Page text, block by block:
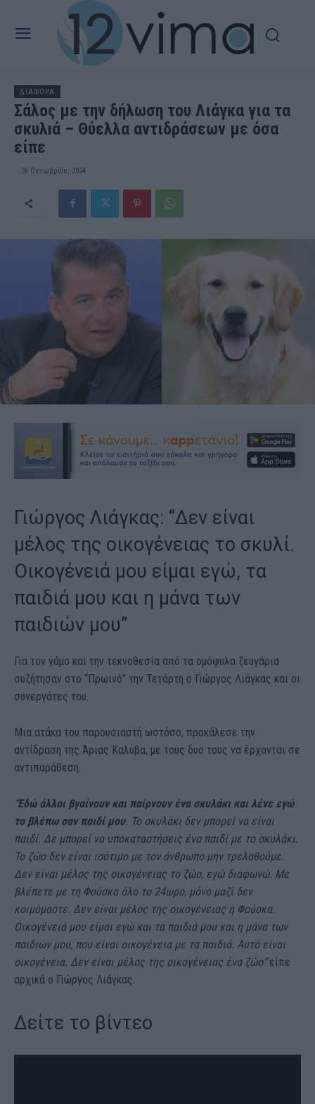
ΔΙΑΦΟΡΑ
Σάλος με την δήλωση του Λιάγκα για τα
σκυλıά – Θύελλα αντιδράσεων με όσα
είπε
26 Οκτωβρίου, 2024
Γιώργος Λιάγκας: “Δεν είναι
μέλος της οικογένειας το σκυλί.
Οικογένειά μου είμαι εγώ, τα
παιδιά μου και η μάνα των
παιδιών μου”
Για τον γάμο και την τεκνοθεσία από τα ομόφυλα ζευγάρια
συζήτησαν στο “Πρωινό” την Τετάρτη ο Γιώργος Λιάγκας και οι
συνεργάτες του.
Μια ατάκα του παρουσιαστή ωστόσο, προκάλεσε την
αντίδραση της Άριας Καλύβα, με τους δυο τους να έρχονται σε
αντιπαράθεση.
“Εδώ άλλοι βγαίνουν και παίρνουν ένα σκυλάκι και λένε εγώ
το βλέπω σαν παιδί μου. Το σκυλάκι δεν μπορεί να είναι
παιδί. Δε μπορεί να υποκαταστήσεις ένα παιδί με το σκυλάκι.
Το ζώο δεν είναι ισότιμο με τον άνθρωπο μην τρελαθούμε.
Δεν είναι μέλος της οικογένειας το ζώο, εγώ διαφωνώ. Με
βλέπετε με τη Φούσκα όλο το 24ωρο, μόνο μαζί δεν
κοιμόμαστε. Δεν είναι μέλος της οικογένειας η Φούσκα.
Οικογένειά μου είμαι εγώ και τα παιδιά μου και η μάνα των
παιδιών μου, που είναι οικογένεια με τα παιδιά. Αυτό είναι
οικογένεια. Δεν είναι μέλος της οικογένειας ένα ζώο”είπε
αρχικά ο Γιώργος Λιάγκας.
Δείτε το βίντεο